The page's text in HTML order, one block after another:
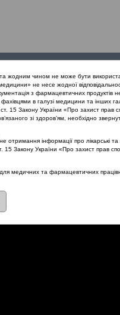
проекту
загострення ХРС з
жодним чином не може бути
не несе жодної
з фармацевтичних продуктів
в галузі медицини та інших
15 Закону України «Про захист прав
зі здоров’ям, необхідно
інформації про лікарські та
15 Закону України «Про захист прав
медичних та фармацевтичних